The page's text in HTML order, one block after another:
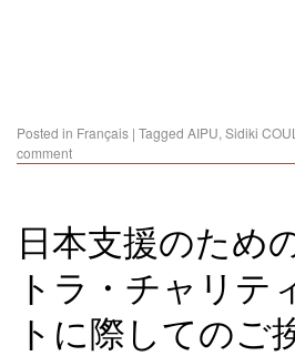
Posted in Français | Tagged AIPU, Sidiki
comment
日本支援のため
トラ・チャリテ
トに際してのご